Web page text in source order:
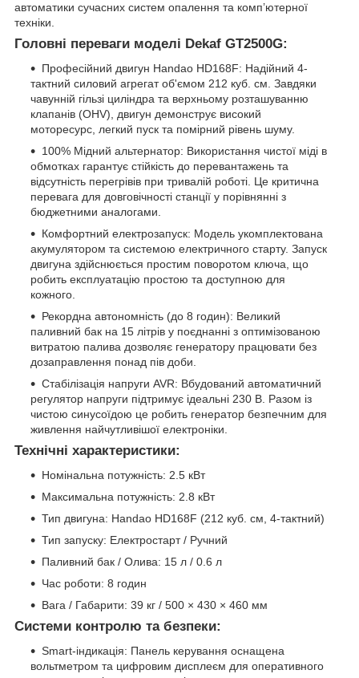
автоматики сучасних систем опалення та комп’ютерної
техніки.
Головні переваги моделі Dekaf GT2500G:
Професійний двигун Handao HD168F: Надійний 4-
тактний силовий агрегат об'ємом 212 куб. см. Завдяки
чавунній гільзі циліндра та верхньому розташуванню
клапанів (OHV), двигун демонструє високий
моторесурс, легкий пуск та помірний рівень шуму.
100% Мідний альтернатор: Використання чистої міді в
обмотках гарантує стійкість до перевантажень та
відсутність перегрівів при тривалій роботі. Це критична
перевага для довговічності станції у порівнянні з
бюджетними аналогами.
Комфортний електрозапуск: Модель укомплектована
акумулятором та системою електричного старту. Запуск
двигуна здійснюється простим поворотом ключа, що
робить експлуатацію простою та доступною для
кожного.
Рекордна автономність (до 8 годин): Великий
паливний бак на 15 літрів у поєднанні з оптимізованою
витратою палива дозволяє генератору працювати без
дозаправлення понад пів доби.
Стабілізація напруги AVR: Вбудований автоматичний
регулятор напруги підтримує ідеальні 230 В. Разом із
чистою синусоїдою це робить генератор безпечним для
живлення найчутливішої електроніки.
Технічні характеристики:
Номінальна потужність: 2.5 кВт
Максимальна потужність: 2.8 кВт
Тип двигуна: Handao HD168F (212 куб. см, 4-тактний)
Тип запуску: Електростарт / Ручний
Паливний бак / Олива: 15 л / 0.6 л
Час роботи: 8 годин
Вага / Габарити: 39 кг / 500 × 430 × 460 мм
Системи контролю та безпеки:
Smart-індикація: Панель керування оснащена
вольтметром та цифровим дисплеєм для оперативного